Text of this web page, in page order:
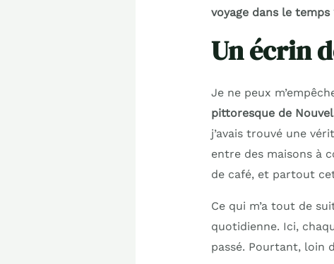
voyage dans le temps
Un écrin
Je ne peux
pittoresque de
j’avais trouvé une
entre des maisons à
de café, et partout
Ce qui m’a tout de
quotidienne. Ici,
passé. Pourtant, loin